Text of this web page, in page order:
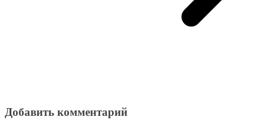
Добавить комментарий